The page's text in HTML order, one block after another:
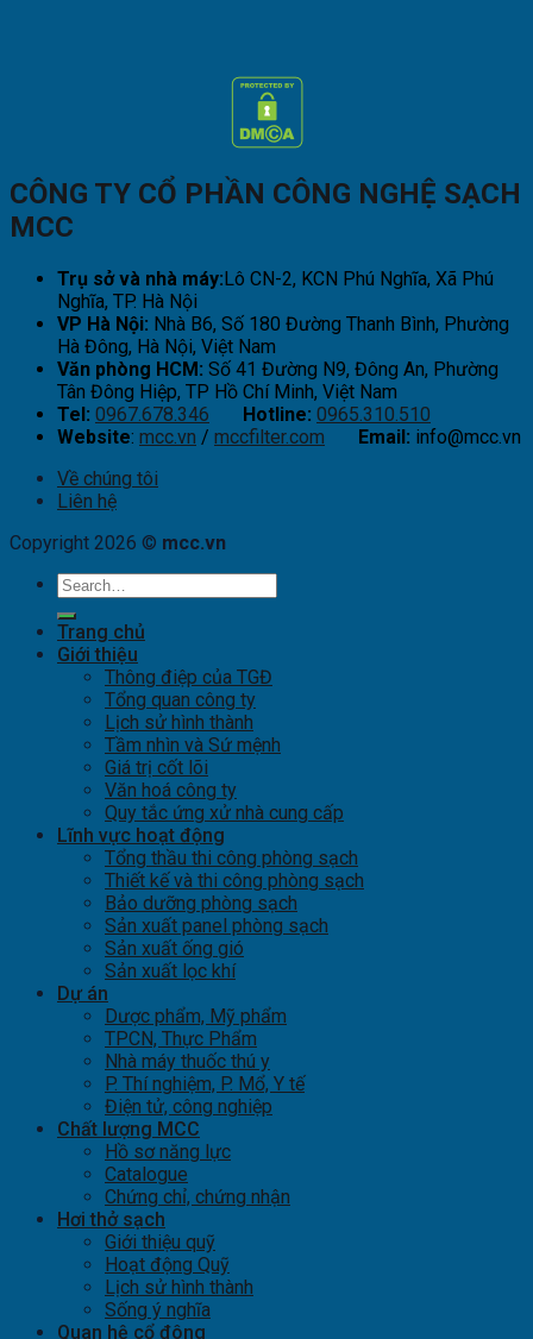
CÔNG TY CỔ PHẦN CÔNG NGHỆ SẠCH
MCC
Trụ sở và nhà máy:Lô CN-2, KCN Phú Nghĩa, Xã Phú
Nghĩa, TP. Hà Nội
VP Hà Nội: Nhà B6, Số 180 Đường Thanh Bình, Phường
Hà Đông, Hà Nội, Việt Nam
Văn phòng HCM: Số 41 Đường N9, Đông An, Phường
Tân Đông Hiệp, TP Hồ Chí Minh, Việt Nam
Tel: 0967.678.346 Hotline: 0965.310.510
Website: mcc.vn / mccfilter.com Email: info@mcc.vn
Về chúng tôi
Liên hệ
Copyright 2026 © mcc.vn
Trang chủ
Giới thiệu
Thông điệp của TGĐ
Tổng quan công ty
Lịch sử hình thành
Tầm nhìn và Sứ mệnh
Giá trị cốt lõi
Văn hoá công ty
Quy tắc ứng xử nhà cung cấp
Lĩnh vực hoạt động
Tổng thầu thi công phòng sạch
Thiết kế và thi công phòng sạch
Bảo dưỡng phòng sạch
Sản xuất panel phòng sạch
Sản xuất ống gió
Sản xuất lọc khí
Dự án
Dược phẩm, Mỹ phẩm
TPCN, Thực Phẩm
Nhà máy thuốc thú y
P. Thí nghiệm, P. Mổ, Y tế
Điện tử, công nghiệp
Chất lượng MCC
Hồ sơ năng lực
Catalogue
Chứng chỉ, chứng nhận
Hơi thở sạch
Giới thiệu quỹ
Hoạt động Quỹ
Lịch sử hình thành
Sống ý nghĩa
Quan hệ cổ đông